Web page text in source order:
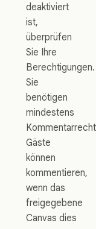
deaktiviert
ist,
überprüfen
Sie Ihre
Berechtigungen.
Sie
benötigen
mindestens
Gäste
können
kommentieren,
wenn das
freigegebene
Canvas dies